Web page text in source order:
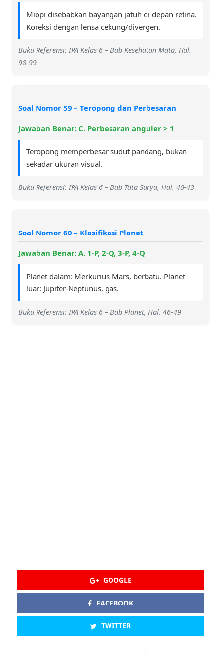
Miopi disebabkan bayangan jatuh di depan retina.
Koreksi dengan lensa cekung/divergen.
Buku Referensi: IPA Kelas 6 – Bab Kesehatan Mata, Hal.
98-99
Soal Nomor 59 – Teropong dan Perbesaran
Jawaban Benar: C. Perbesaran anguler > 1
Teropong memperbesar sudut pandang, bukan
sekadar ukuran visual.
Buku Referensi: IPA Kelas 6 – Bab Tata Surya, Hal. 40-43
Soal Nomor 60 – Klasifikasi Planet
Jawaban Benar: A. 1-P, 2-Q, 3-P, 4-Q
Planet dalam: Merkurius-Mars, berbatu. Planet
luar: Jupiter-Neptunus, gas.
Buku Referensi: IPA Kelas 6 – Bab Planet, Hal. 46-49
GOOGLE
FACEBOOK
TWITTER